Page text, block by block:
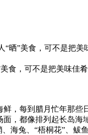
晒”美食，可不是把
食，可不是把美味佳
，每到腊月忙年那
，都像排列起长岛海
海兔、“梧桐花”、鲅